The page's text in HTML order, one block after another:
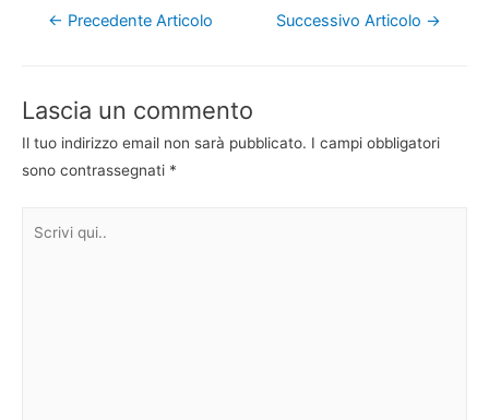
Navigazione
← Precedente Articolo Successivo Articolo →
Lascia un commento
Il tuo indirizzo email non sarà pubblicato. I campi obbligatori
sono contrassegnati *